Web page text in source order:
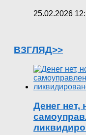
25.02.2026
ВЗГЛЯД>>
Денег